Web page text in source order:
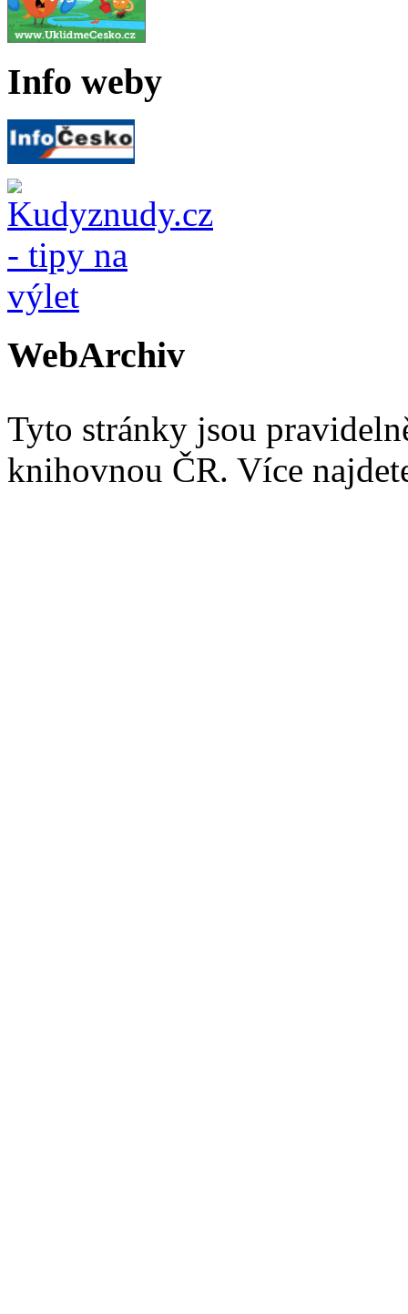
Info weby
WebArchiv
Tyto stránky jsou
knihovnou ČR. Více